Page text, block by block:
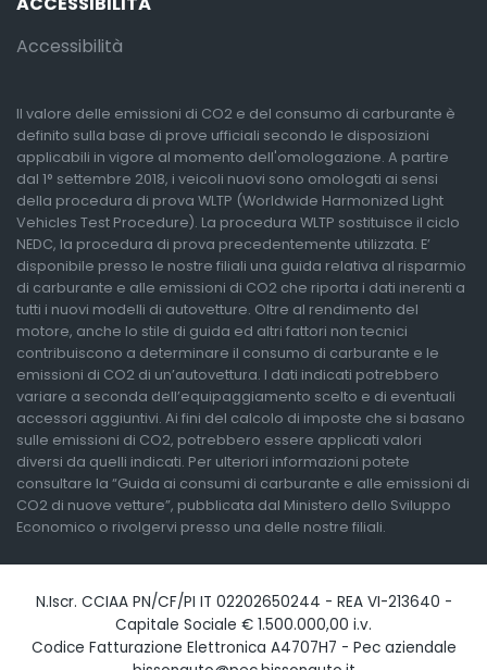
Accessibilità
Il valore delle emissioni di CO2 e del consumo di carburante è
definito sulla base di prove ufficiali secondo le disposizioni
applicabili in vigore al momento dell'omologazione. A partire
dal 1° settembre 2018, i veicoli nuovi sono omologati ai sensi
della procedura di prova WLTP (Worldwide Harmonized Light
Vehicles Test Procedure). La procedura WLTP sostituisce il ciclo
NEDC, la procedura di prova precedentemente utilizzata. E’
disponibile presso le nostre filiali una guida relativa al risparmio
di carburante e alle emissioni di CO2 che riporta i dati inerenti a
tutti i nuovi modelli di autovetture. Oltre al rendimento del
motore, anche lo stile di guida ed altri fattori non tecnici
contribuiscono a determinare il consumo di carburante e le
emissioni di CO2 di un’autovettura. I dati indicati potrebbero
variare a seconda dell’equipaggiamento scelto e di eventuali
accessori aggiuntivi. Ai fini del calcolo di imposte che si basano
sulle emissioni di CO2, potrebbero essere applicati valori
diversi da quelli indicati. Per ulteriori informazioni potete
consultare la “Guida ai consumi di carburante e alle emissioni di
CO2 di nuove vetture”, pubblicata dal Ministero dello Sviluppo
Economico o rivolgervi presso una delle nostre filiali.
N.Iscr. CCIAA PN/CF/PI IT 02202650244 - REA VI-213640 -
Capitale Sociale € 1.500.000,00 i.v.
Codice Fatturazione Elettronica A4707H7 - Pec aziendale